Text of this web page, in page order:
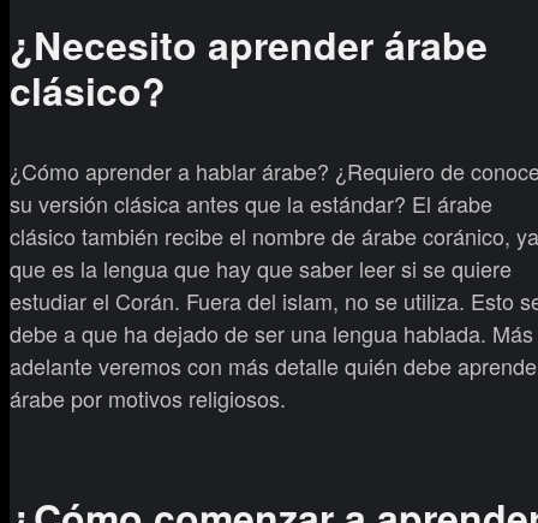
¿Necesito aprender árabe
clásico?
¿Cómo aprender a hablar árabe? ¿Requiero de
su versión clásica antes que la estándar? El árabe
clásico también recibe el nombre de árabe coránico, ya
que es la lengua que hay que saber leer si se quiere
estudiar el Corán. Fuera del islam, no se utiliza. Esto
debe a que ha dejado de ser una lengua hablada. Más
adelante veremos con más detalle quién debe
árabe por motivos religiosos.